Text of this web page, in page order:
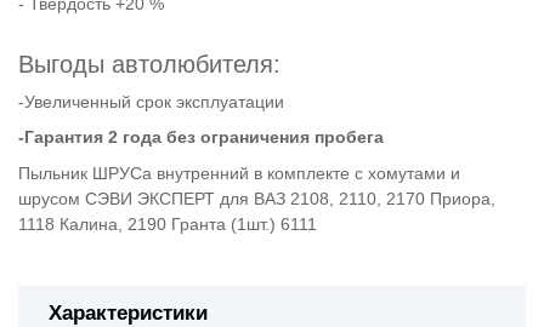
Выгоды автолюбителя:
-Увеличенный срок эксплуатации
-Гарантия 2 года без ограничения пробега
Пыльник ШРУСа внутренний в комплекте с хомутами и
шрусом СЭВИ ЭКСПЕРТ для ВАЗ 2108, 2110, 2170 Приора,
1118 Калина, 2190 Гранта (1шт.) 6111
Характеристики